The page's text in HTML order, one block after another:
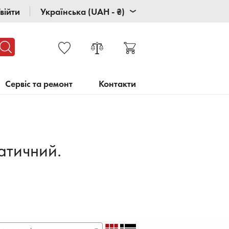
Українська (UAH - ₴)
Сервіс та ремонт Контакти